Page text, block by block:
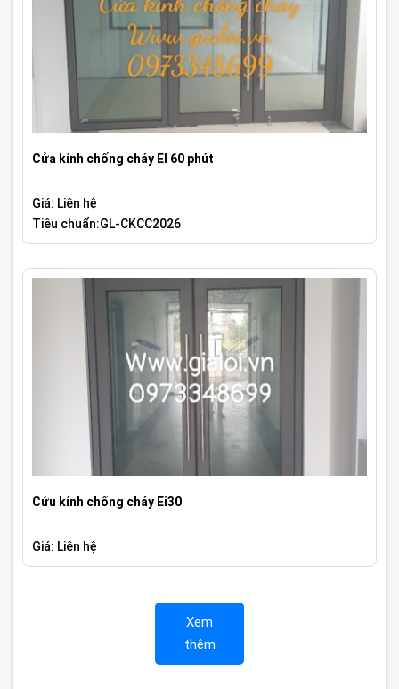
Cửa kính chống cháy EI 60 phút
Giá: Liên hệ
Tiêu chuẩn:GL-CKCC2026
Cửu kính chống cháy Ei30
Giá: Liên hệ
Xem
thêm